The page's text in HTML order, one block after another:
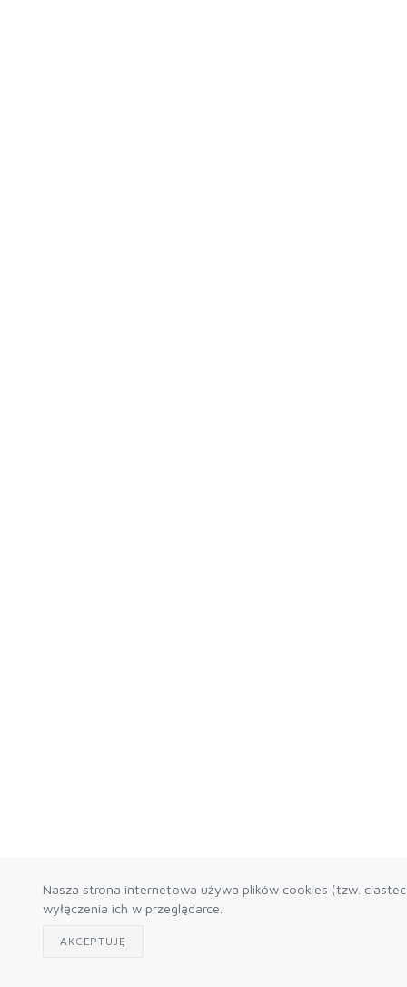
Nasza strona internetowa używa plików cookies (tzw.
wyłączenia ich w przeglądarce.
AKCEPTUJĘ